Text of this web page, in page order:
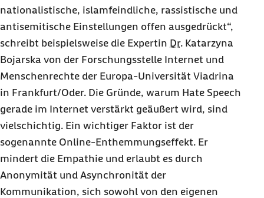
nationalistische, islamfeindliche, rassistische und
antisemitische Einstellungen offen ausgedrückt“,
schreibt beispielsweise die Expertin Dr. Katarzyna
Bojarska von der Forschungsstelle Internet und
Menschenrechte der Europa-Universität Viadrina
in Frankfurt/Oder. Die Gründe, warum Hate Speech
gerade im Internet verstärkt geäußert wird, sind
vielschichtig. Ein wichtiger Faktor ist der
sogenannte Online-Enthemmungseffekt. Er
mindert die Empathie und erlaubt es durch
Anonymität und Asynchronität der
Kommunikation, sich sowohl von den eigenen